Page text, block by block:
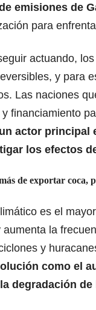
emisiones de
para
actuando,
y para
Las naciones
financiamiento
actor principal
los efectos
de exportar coca,
es el
aumenta la
y
como el
degradación